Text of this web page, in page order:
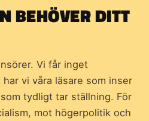
BEHÖVER DITT
Vi får inget
vi våra läsare som inser
tydligt tar ställning. För
mot högerpolitik och